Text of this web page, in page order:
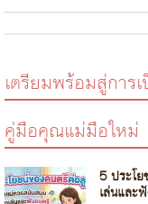
เตรียมพร้อมสู่การ
คู่มือคุณแม่มือใหม่
5 ประโ
เล่นและ